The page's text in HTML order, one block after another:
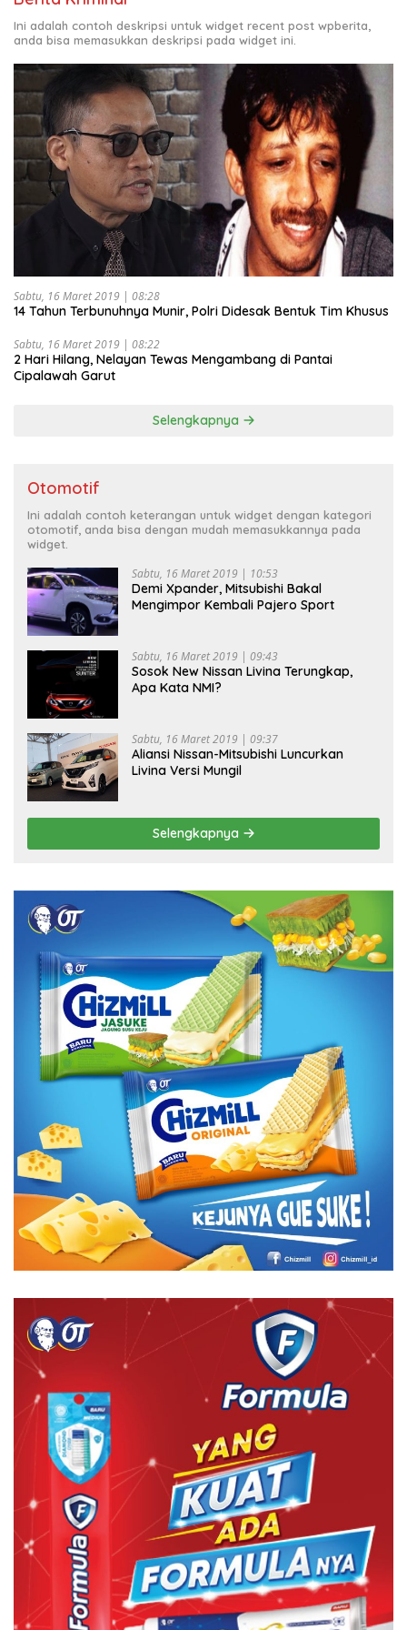
Ini adalah contoh deskripsi untuk widget recent post wpberita,
anda bisa memasukkan deskripsi pada widget ini.
Sabtu, 16 Maret 2019 | 08:28
14 Tahun Terbunuhnya Munir, Polri Didesak Bentuk Tim Khusus
Sabtu, 16 Maret 2019 | 08:22
2 Hari Hilang, Nelayan Tewas Mengambang di Pantai
Cipalawah Garut
Selengkapnya
Otomotif
Ini adalah contoh keterangan untuk widget dengan kategori
otomotif, anda bisa dengan mudah memasukkannya pada
widget.
Sabtu, 16 Maret 2019 | 10:53
Demi Xpander, Mitsubishi Bakal
Mengimpor Kembali Pajero Sport
Sabtu, 16 Maret 2019 | 09:43
Sosok New Nissan Livina Terungkap,
Apa Kata NMI?
Sabtu, 16 Maret 2019 | 09:37
Aliansi Nissan-Mitsubishi Luncurkan
Livina Versi Mungil
Selengkapnya